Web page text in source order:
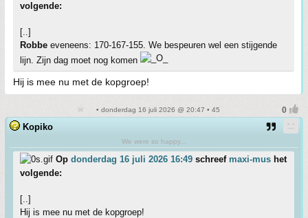
volgende:
[..]
Robbe eveneens: 170-167-155. We bespeuren wel een stijgende
lijn. Zijn dag moet nog komen
Hij is mee nu met de kopgroep!
• donderdag 16 juli 2026 @ 20:47 • 45
Kopiko
We were so happy...
Op donderdag 16 juli 2026 16:49 schreef maxi-mus het
volgende:
[..]
Hij is mee nu met de kopgroep!